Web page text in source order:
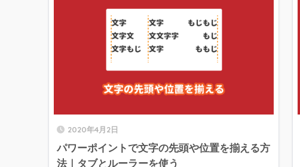
2020年4月2日
パワーポイントで文字の先頭や位置を揃える方
法｜タブとルーラーを使う